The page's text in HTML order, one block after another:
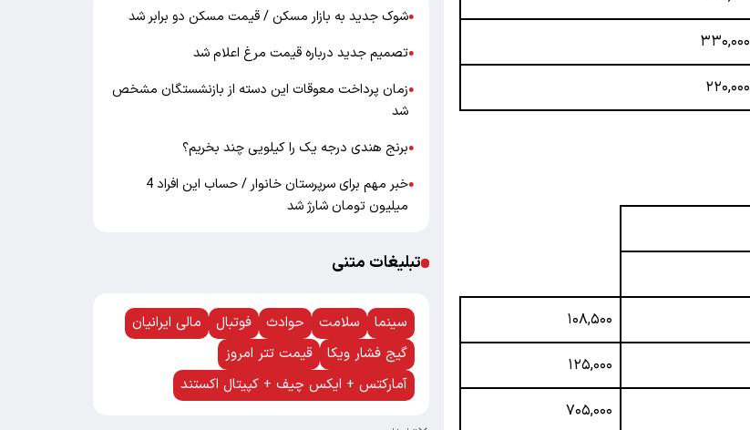
۳۳۰,۰۰۰
۲۲۰,۰۰۰
۱۰۸,۵۰۰
۱۲۵,۰۰۰
۷۰۵,۰۰۰
●شوک جدید به بازار مسکن / قیمت مسکن دو برابر شد
●تصمیم جدید درباره قیمت مرغ اعلام شد
●زمان پرداخت معوقات این دسته از بازنشستگان مشخص
شد
●برنج هندی درجه یک را کیلویی چند بخریم؟
●
خبر مهم برای سرپرستان خانوار / حساب این افراد 4
میلیون تومان شارژ شد
تبلیغات متنی
سینما سلامت حوادث فوتبال
مالی ایرانیان
گیج فشار ویکا
قیمت تتر امروز
آمارکتس + ایکس چیف + کپیتال اکستند